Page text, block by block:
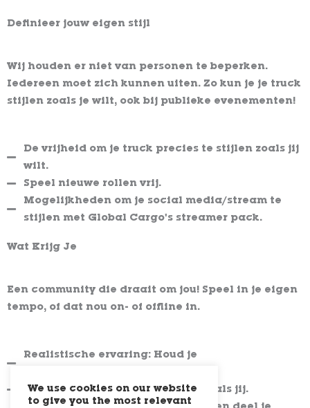
Definieer jouw eigen stijl
Wij houden er niet van personen te beperken.
Iedereen moet zich kunnen uiten. Zo kun je je truck
stijlen zoals je wilt, ook bij publieke evenementen!
De vrijheid om je truck precies te stijlen zoals jij
wilt.
Speel nieuwe rollen vrij.
Mogelijkheden om je social media/stream te
stijlen met Global Cargo's streamer pack.
Wat Krijg Je
Een community die draait om jou! Speel in je eigen
tempo, of dat nou on- of offline in.
Realistische ervaring: Houd je
Gezelligheid: Rijd met mensen zoals jij.
We use cookies on our website
to give you the most relevant